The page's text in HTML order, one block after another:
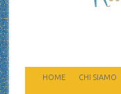
HOME CHI SIAMO